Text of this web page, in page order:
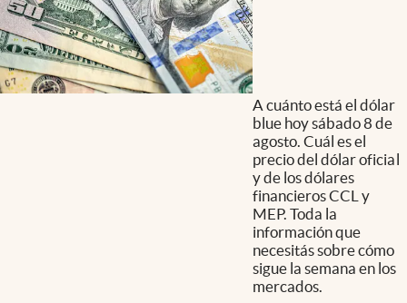
A cuánto está el dólar
blue hoy sábado 8 de
agosto. Cuál es el
precio del dólar oficial
y de los dólares
financieros CCL y
MEP. Toda la
información que
necesitás sobre cómo
sigue la semana en los
mercados.